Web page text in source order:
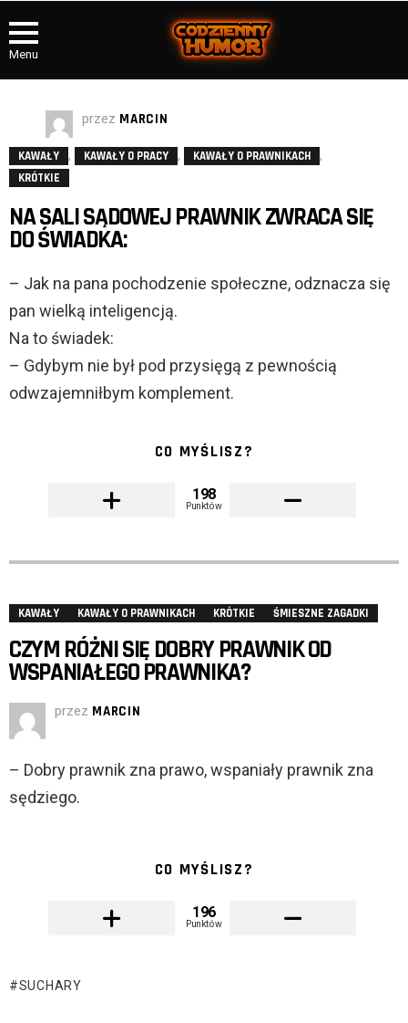
Menu
przez MARCIN
KAWAŁY , KAWAŁY O PRACY , KAWAŁY O PRAWNIKACH ,
KRÓTKIE
NA SALI SĄDOWEJ PRAWNIK ZWRACA SIĘ
DO ŚWIADKA:
– Jak na pana pochodzenie społeczne, odznacza się
pan wielką inteligencją.
Na to świadek:
– Gdybym nie był pod przysięgą z pewnością
odwzajemniłbym komplement.
CO MYŚLISZ?
198
Punktów
KAWAŁY KAWAŁY O PRAWNIKACH KRÓTKIE ŚMIESZNE ZAGADKI
CZYM RÓŻNI SIĘ DOBRY PRAWNIK OD
WSPANIAŁEGO PRAWNIKA?
przez MARCIN
– Dobry prawnik zna prawo, wspaniały prawnik zna
sędziego.
CO MYŚLISZ?
196
Punktów
SUCHARY